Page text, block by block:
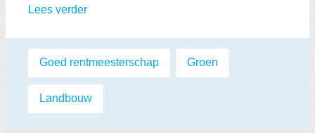
Lees verder
Labels:
Goed rentmeesterschap Groen
Landbouw